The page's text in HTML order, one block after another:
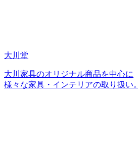
大川堂
大川家具のオリジナル商品を中心に
様々な家具・インテリアの取り扱い。